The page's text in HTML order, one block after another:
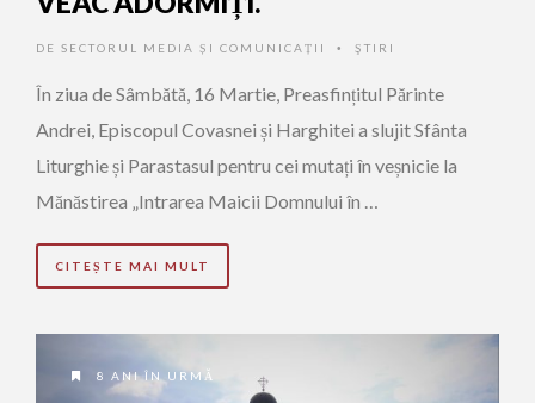
DE SECTORUL MEDIA ȘI COMUNICAȚII • ŞTIRI
În ziua de Sâmbătă, 16 Martie, Preasfințitul Părinte
Andrei, Episcopul Covasnei și Harghitei a slujit Sfânta
Liturghie și Parastasul pentru cei mutați în veșnicie la
Mănăstirea „Intrarea Maicii Domnului în …
CITEȘTE MAI MULT
8 ANI ÎN URMĂ